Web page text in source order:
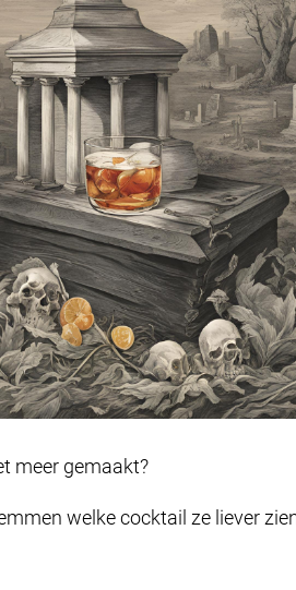
meer gemaakt?
welke cocktail ze liever